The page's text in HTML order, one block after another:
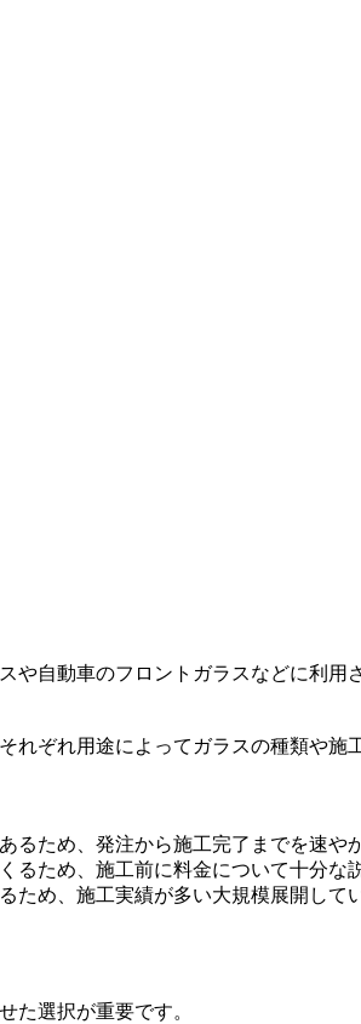
自動車のフロントガラスなどに利用
ぞれ用途によってガラスの種類や
ため、発注から施工完了までを速や
ため、施工前に料金について十分な
ため、施工実績が多い大規模展開して
た選択が重要です。